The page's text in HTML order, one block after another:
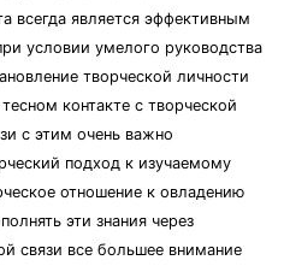
всегда является эффективным
условии умелого руководства
творческой личности
контакте с творческой
с этим очень важно
подход к изучаемому
отношение к овладению
эти знания через
связи все большее внимание